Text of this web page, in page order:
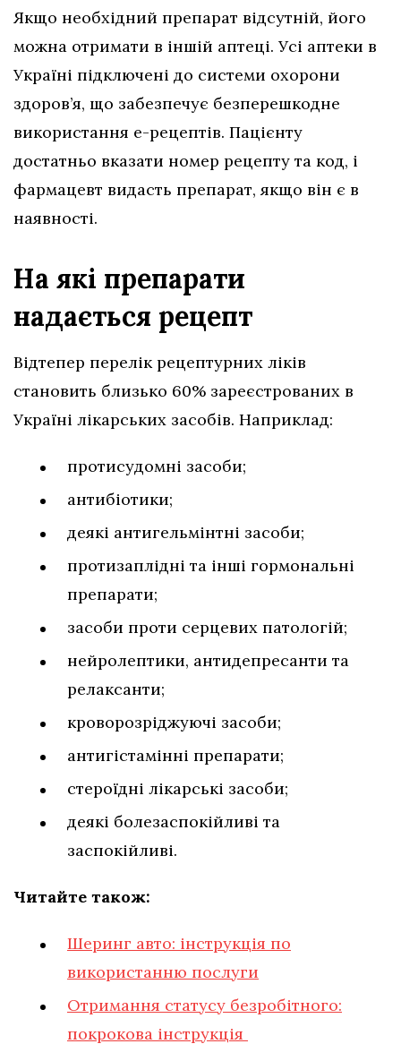
Якщо необхідний препарат відсутній, його
можна отримати в іншій аптеці. Усі аптеки в
Україні підключені до системи охорони
здоров’я, що забезпечує безперешкодне
використання е-рецептів. Пацієнту
достатньо вказати номер рецепту та код, і
фармацевт видасть препарат, якщо він є в
наявності.
На які препарати
надається рецепт
Відтепер перелік рецептурних ліків
становить близько 60% зареєстрованих в
Україні лікарських засобів. Наприклад:
протисудомні засоби;
антибіотики;
деякі антигельмінтні засоби;
протизаплідні та інші гормональні
препарати;
засоби проти серцевих патологій;
нейролептики, антидепресанти та
релаксанти;
кроворозріджуючі засоби;
антигістамінні препарати;
стероїдні лікарські засоби;
деякі болезаспокійливі та
заспокійливі.
Читайте також:
Шеринг авто: інструкція по
використанню послуги
Отримання статусу безробітного:
покрокова інструкція